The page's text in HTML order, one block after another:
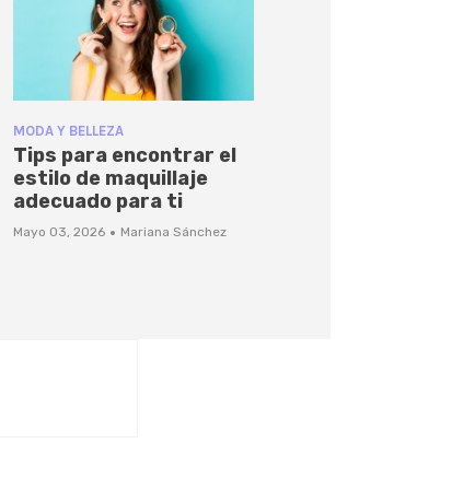
MODA Y BELLEZA
Tips para encontrar el
estilo de maquillaje
adecuado para ti
Mayo 03, 2026 · Mariana Sánchez